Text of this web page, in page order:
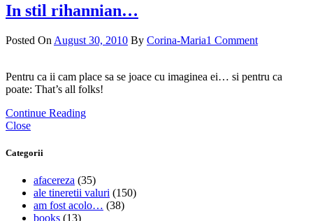
In stil rihannian…
Posted On August 30, 2010 By Corina-Maria1 Comment
Pentru ca ii cam place sa se joace cu imaginea ei… si pentru ca
poate: That’s all folks!
Continue Reading
Close
Categorii
afacereza (35)
ale tineretii valuri (150)
am fost acolo… (38)
books (13)